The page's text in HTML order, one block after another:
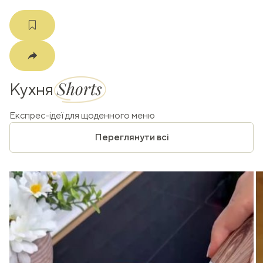
КухняShorts
Експрес-ідеї для щоденного меню
Переглянути всі